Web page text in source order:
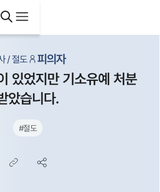
/ 절도 피의자
있었지만 기소유예 처분
았습니다.
#절도